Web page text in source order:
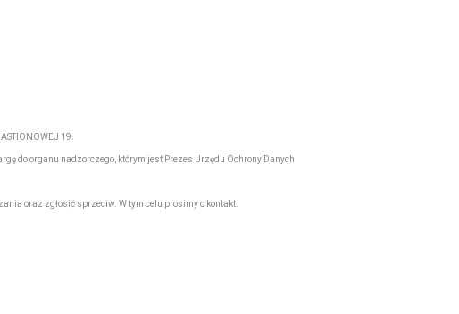
19.
do organu nadzorczego, którym jest Prezes Urzędu Ochrony Danych
oraz zgłosić sprzeciw. W tym celu prosimy o kontakt.